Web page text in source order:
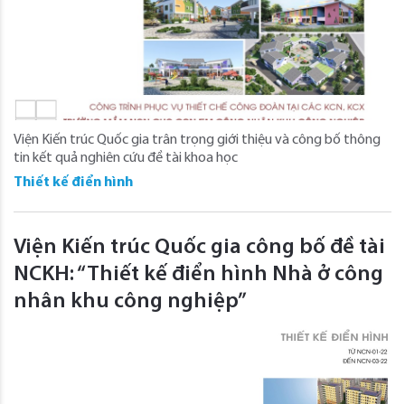
Viện Kiến trúc Quốc gia trân trọng giới thiệu và công bố thông
tin kết quả nghiên cứu đề tài khoa học
Thiết kế điển hình
Viện Kiến trúc Quốc gia công bố đề tài
NCKH: “Thiết kế điển hình Nhà ở công
nhân khu công nghiệp”